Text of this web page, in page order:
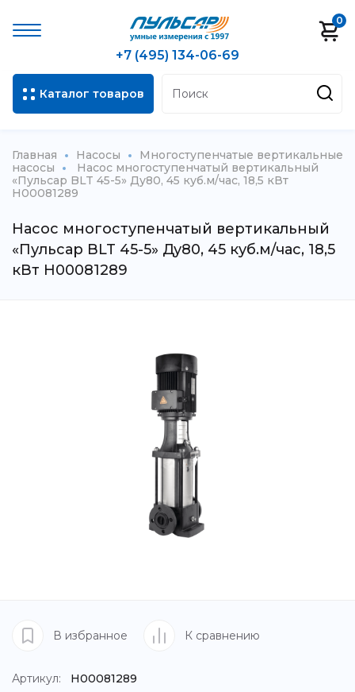
0
+7 (495) 134-06-69
Каталог товаров
Главная Насосы
Многоступенчатые вертикальные
насосы
Насос многоступенчатый вертикальный
«Пульсар BLT 45-5» Ду80, 45 куб.м/час, 18,5 кВт
Н00081289
Насос многоступенчатый вертикальный
«Пульсар BLT 45-5» Ду80, 45 куб.м/час, 18,5
кВт Н00081289
В избранное К сравнению
Артикул:
Н00081289